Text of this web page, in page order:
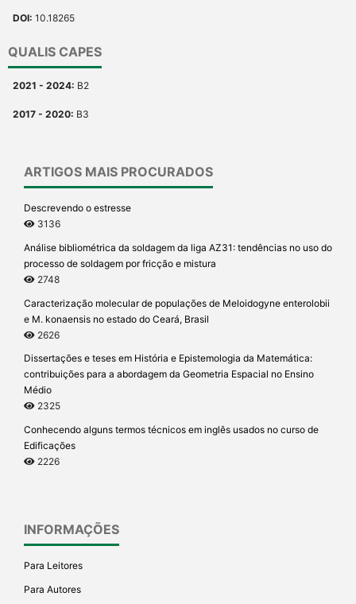
DOI: 10.18265
QUALIS CAPES
2021 - 2024: B2
2017 - 2020: B3
ARTIGOS MAIS PROCURADOS
Descrevendo o estresse
3136
Análise bibliométrica da soldagem da liga AZ31: tendências no uso do
processo de soldagem por fricção e mistura
2748
Caracterização molecular de populações de Meloidogyne enterolobii
e M. konaensis no estado do Ceará, Brasil
2626
Dissertações e teses em História e Epistemologia da Matemática:
contribuições para a abordagem da Geometria Espacial no Ensino
Médio
2325
Conhecendo alguns termos técnicos em inglês usados no curso de
Edificações
2226
INFORMAÇÕES
Para Leitores
Para Autores